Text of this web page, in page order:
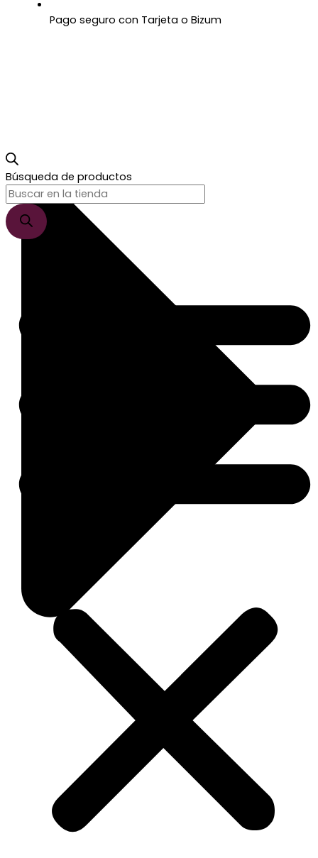
Búsqueda de productos
Pago seguro con Tarjeta o Bizum